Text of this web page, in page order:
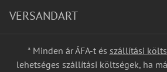
VERSANDART
* Minden ár ÁFA-t és szállítási
lehetséges szállítási költségek, ha